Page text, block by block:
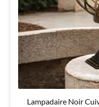
Lampadaire Noir